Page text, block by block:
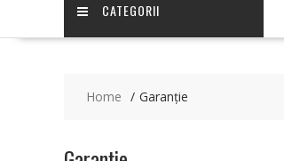
CATEGORII
Home Garanție